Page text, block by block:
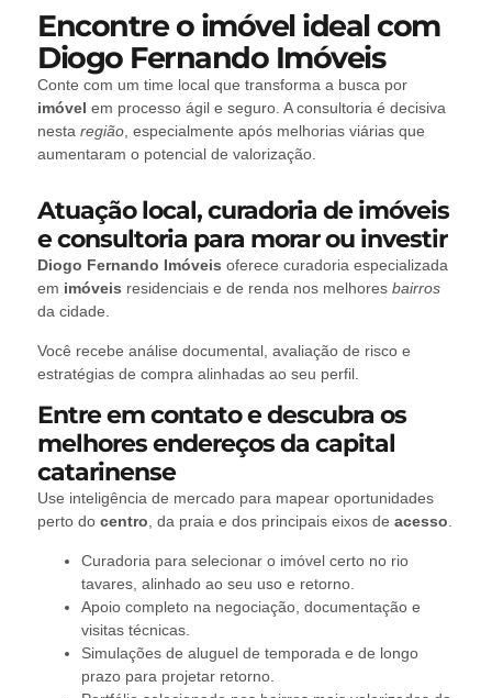
Encontre o imóvel ideal com
Diogo Fernando Imóveis
Conte com um time local que transforma a busca por
imóvel em processo ágil e seguro. A consultoria é decisiva
nesta região , especialmente após melhorias viárias que
aumentaram o potencial de valorização.
Atuação local, curadoria de imóveis
e consultoria para morar ou investir
Diogo Fernando Imóveis oferece curadoria especializada
em imóveis residenciais e de renda nos melhores bairros
da cidade.
Você recebe análise documental, avaliação de risco e
estratégias de compra alinhadas ao seu perfil.
Entre em contato e descubra os
melhores endereços da capital
catarinense
Use inteligência de mercado para mapear oportunidades
perto do centro, da praia e dos principais eixos de acesso.
Curadoria para selecionar o imóvel certo no rio
tavares, alinhado ao seu uso e retorno.
Apoio completo na negociação, documentação e
visitas técnicas.
Simulações de aluguel de temporada e de longo
prazo para projetar retorno.